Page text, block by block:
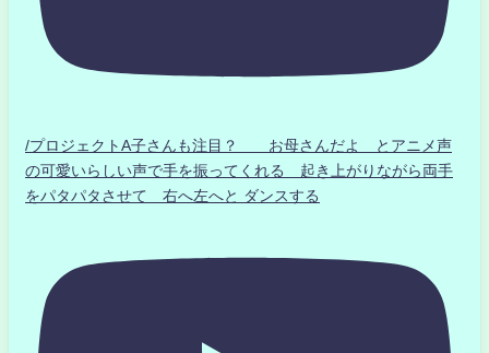
/プロジェクトA子さんも注目？ お母さんだよ とアニメ声
の可愛いらしい声で手を振ってくれる 起き上がりながら両手
をパタパタさせて 右へ左へと ダンスする